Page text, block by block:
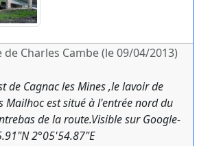
Charles Cambe (le 09/04/2013)
de Cagnac les Mines ,le lavoir de
Mailhoc est situé à l'entrée nord du
de la route.Visible sur Google-
2°05'54.87"E